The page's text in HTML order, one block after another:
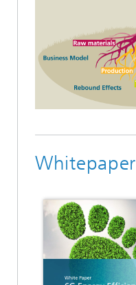
Whitepaper